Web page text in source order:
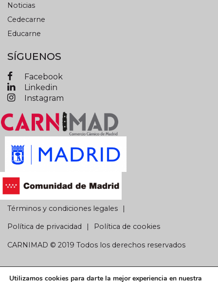
Noticias
Cedecarne
Educarne
SÍGUENOS
Facebook
Linkedin
Instagram
Términos y condiciones legales
Política de privacidad Política de cookies
CARNIMAD © 2019 Todos los derechos reservados
Utilizamos cookies para darte la mejor experiencia en nuestra